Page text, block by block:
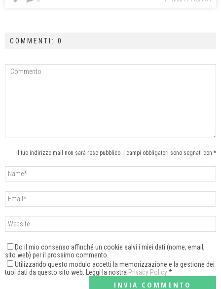
COMMENTI: 0
Il tuo indirizzo mail non sarà reso pubblico. I campi obbligatori sono segnati con *
Do il mio consenso affinché un cookie salvi i miei dati (nome, email,
sito web) per il prossimo commento.
Utilizzando questo modulo accetti la memorizzazione e la gestione dei
tuoi dati da questo sito web. Leggi la nostra Privacy Policy*